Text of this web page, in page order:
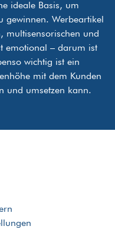
ideale Basis, um
gewinnen. Werbeartikel
multisensorischen und
emotional – darum ist
wichtig ist ein
mit dem Kunden
und umsetzen kann.